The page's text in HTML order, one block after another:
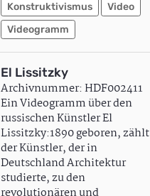
Konstruktivismus
Video
Videogramm
El Lissitzky
Archivnummer: HDF002411
Ein Videogramm über den
russischen Künstler El
Lissitzky:1890 geboren, zählt
der Künstler, der in
Deutschland Architektur
studierte, zu den